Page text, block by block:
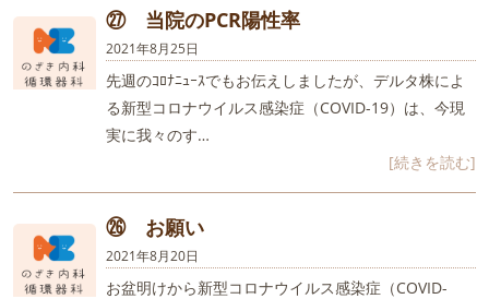
㉗ 当院のPCR陽性率
2021年8月25日
先週のｺﾛﾅﾆｭｰｽでもお伝えしましたが、デルタ株によ
る新型コロナウイルス感染症（COVID-19）は、今現
実に我々のす…
[続きを読む]
㉖ お願い
2021年8月20日
お盆明けから新型コロナウイルス感染症（COVID-